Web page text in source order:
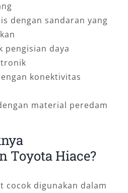
dengan sandaran yang
pengisian daya
konektivitas
material peredam
Toyota Hiace?
cocok digunakan dalam